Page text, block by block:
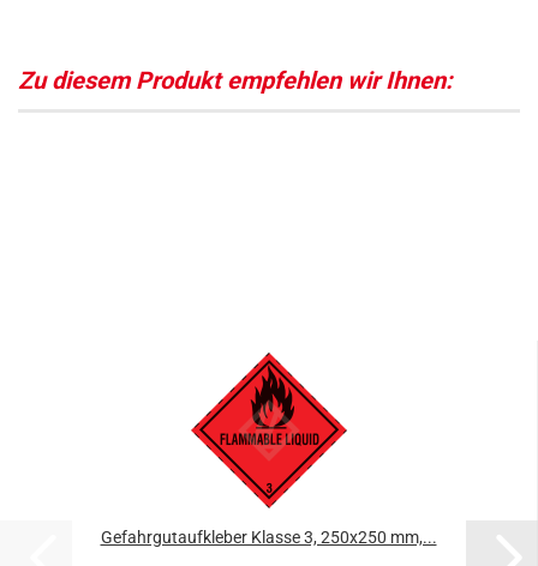
Zu diesem Produkt empfehlen wir Ihnen:
Gefahrgutaufkleber Klasse 3, 250x250 mm,...